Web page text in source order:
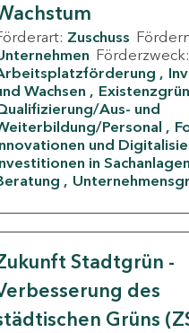
Zuschuss
Förderzweck:
Wachsen
Aus- und
Personal
und
in
Stadtgrün -
des
Grüns